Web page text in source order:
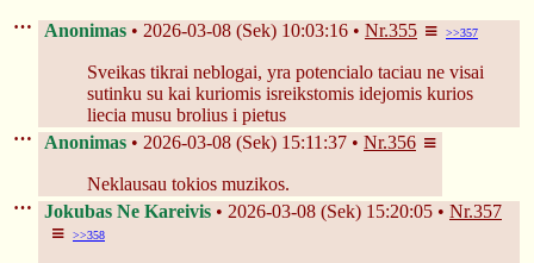
Anonimas 2026-03-08 (Sek) 10:03:16 Nr.355 >>357
Sveikas tikrai neblogai, yra potencialo taciau ne visai
sutinku su kai kuriomis isreikstomis idejomis kurios
liecia musu brolius i pietus
Anonimas
2026-03-08 (Sek) 15:11:37 Nr.356
Neklausau tokios muzikos.
Jokubas Ne Kareivis
2026-03-08 (Sek) 15:20:05 Nr.357
>>358